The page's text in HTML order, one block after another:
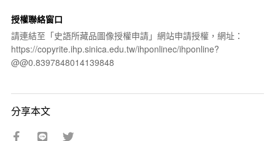
授權聯絡窗口
請連結至「史語所藏品圖像授權申請」網站申請授權，網址：
https://copyrite.ihp.sinica.edu.tw/ihponlinec/ihponline?
@@0.8397848014139848
分享本文